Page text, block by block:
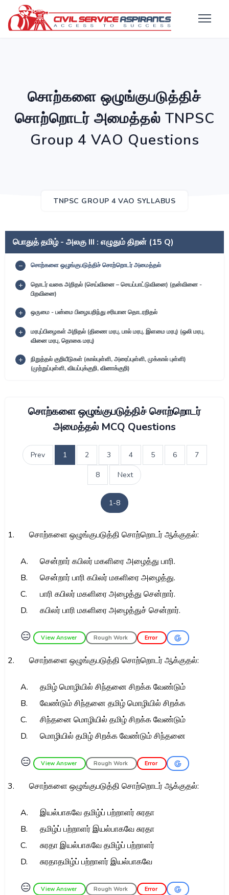
சொற்களை ஒழுங்குபடுத்திச்
சொற்றொடர் அமைத்தல் TNPSC
Group 4 VAO Questions
TNPSC GROUP 4 VAO SYLLABUS
பொதுத் தமிழ் - அலகு III : எழுதும் திறன் (15 Q)
சொற்களை ஒழுங்குபடுத்திச் சொற்றொடர் அமைத்தல்
தொடர் வகை அறிதல் (செய்வினை – செயப்பாட்டுவினை) (தன்வினை -
பிறவினை)
ஒருமை - பன்மை பிழையறிந்து சரியான தொடரறிதல்
மரபுப்பிழைகள் அறிதல் (திணை மரபு, பால் மரபு, இளமை மரபு) (ஒலி மரபு,
வினை மரபு, தொகை மரபு)
நிறுத்தல் குறியீடுகள் (கால்புள்ளி, அரைப்புள்ளி, முக்கால் புள்ளி)
(முற்றுப்புள்ளி, வியப்புக்குறி, வினாக்குறி)
சொற்களை ஒழுங்குபடுத்திச் சொற்றொடர்
அமைத்தல் MCQ Questions
Prev 1 2 3 4 5 6 7
8 Next
1-8
1. சொற்களை ஒழுங்குபடுத்தி சொற்றொடர் ஆக்குதல்:
A.
சென்றார் கபிலர் மகளிரை அழைத்து பாரி.
B.
சென்றார் பாரி கபிலர் மகளிரை அழைத்து.
C.
பாரி கபிலர் மகளிரை அழைத்து சென்றார்.
D.
கபிலர் பாரி மகளிரை அழைத்துச் சென்றார்.
😑 View Answer Rough Work Error
2. சொற்களை ஒழுங்குபடுத்தி சொற்றொடர் ஆக்குதல்:
A.
தமிழ் மொழியில் சிந்தனை சிறக்க வேண்டும்
B.
வேண்டும் சிந்தனை தமிழ் மொழியில் சிறக்க
C.
சிந்தனை மொழியில் தமிழ் சிறக்க வேண்டும்
D.
மொழியில் தமிழ் சிறக்க வேண்டும் சிந்தனை
😑 View Answer Rough Work Error
3. சொற்களை ஒழுங்குபடுத்தி சொற்றொடர் ஆக்குதல்:
A.
இயல்பாகவே தமிழ்ப் பற்றாளர் சுரதா
B.
தமிழ்ப் பற்றாளர் இயல்பாகவே சுரதா
C.
சுரதா இயல்பாகவே தமிழ்ப் பற்றாளர்
D.
சுரதாதமிழ்ப் பற்றாளர் இயல்பாகவே
😑 View Answer Rough Work Error